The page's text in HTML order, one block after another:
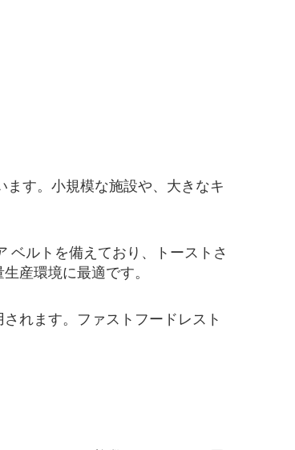
す。小規模な施設や、大きなキ
ベルトを備えており、トーストさ
産環境に最適です。
れます。ファストフードレスト